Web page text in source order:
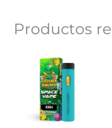
Productos